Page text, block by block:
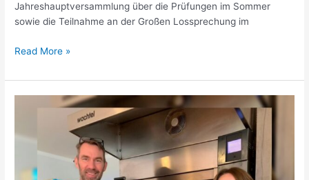
Jahreshauptversammlung über die Prüfungen im Sommer
sowie die Teilnahme an der Großen Lossprechung im
Read More »
Aktion